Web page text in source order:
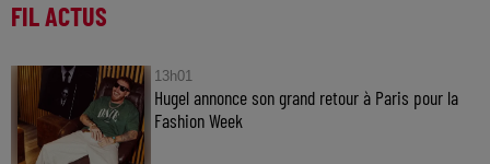
FIL ACTUS
13h01
Hugel annonce son grand retour à Paris pour la
Fashion Week